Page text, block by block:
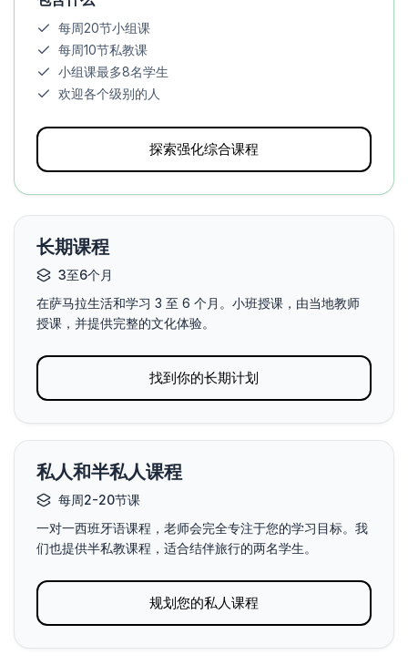
每周20节小组课
每周10节私教课
小组课最多8名学生
欢迎各个级别的人
探索强化综合课程
长期课程
3至6个月
在萨马拉生活和学习 3 至 6 个月。小班授课，由当地教师
授课，并提供完整的文化体验。
找到你的长期计划
私人和半私人课程
每周2-20节课
一对一西班牙语课程，老师会完全专注于您的学习目标。我
们也提供半私教课程，适合结伴旅行的两名学生。
规划您的私人课程